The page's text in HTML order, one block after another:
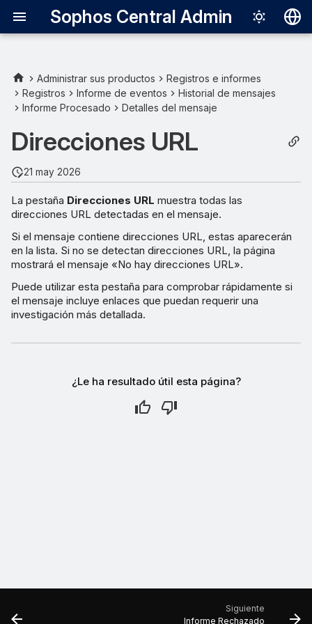
Sophos Central Admin
English
Español
中文（繁體）
Administrar sus productos
Registros e informes
Registros
Informe de eventos
Historial de mensajes
Informe Procesado
Detalles del mensaje
Direcciones URL
21 may 2026
La pestaña Direcciones URL muestra todas las
direcciones URL detectadas en el mensaje.
Si el mensaje contiene direcciones URL, estas aparecerán
en la lista. Si no se detectan direcciones URL, la página
mostrará el mensaje «No hay direcciones URL».
Puede utilizar esta pestaña para comprobar rápidamente si
el mensaje incluye enlaces que puedan requerir una
investigación más detallada.
¿Le ha resultado útil esta página?
Siguiente
Informe Rechazado